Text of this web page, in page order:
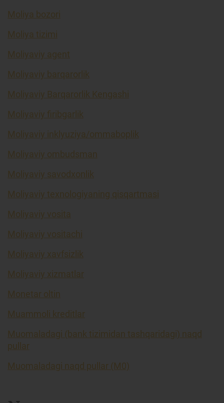
Moliya bozori
Moliya tizimi
Moliyaviy agent
Moliyaviy barqarorlik
Moliyaviy Barqarorlik Kengashi
Moliyaviy firibgarlik
Moliyaviy inklyuziya/ommaboplik
Moliyaviy ombudsman
Moliyaviy savodxonlik
Moliyaviy texnologiyaning qisqartmasi
Moliyaviy vosita
Moliyaviy vositachi
Moliyaviy xavfsizlik
Moliyaviy xizmatlar
Monetar oltin
Muammoli kreditlar
Muomaladagi (bank tizimidan tashqaridagi) naqd
pullar
Muomaladagi naqd pullar (M0)